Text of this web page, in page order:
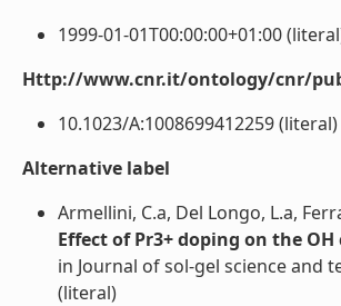
1999-01-01T00:00:00+01:00
Http://www.cnr.it/ontology/cnr/
10.1023/A:1008699412259 (literal)
Alternative label
Armellini, C.a, Del Longo, L.a,
Effect of Pr3+ doping on the
in Journal of sol-gel science and
(literal)